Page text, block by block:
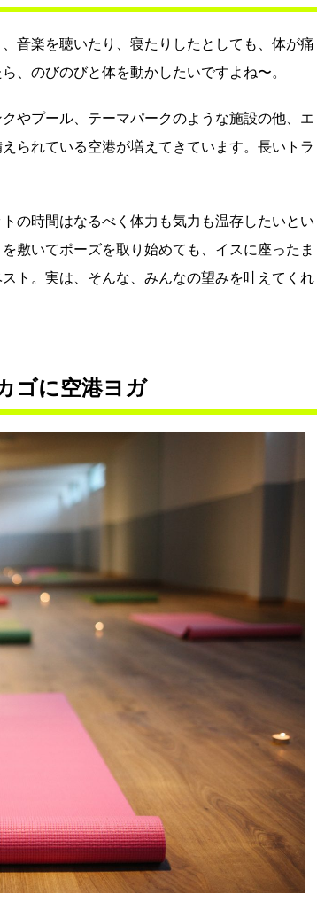
音楽を聴いたり、寝たりしたとしても、体が痛
、のびのびと体を動かしたいですよね〜。
やプール、テーマパークのような施設の他、エ
られている空港が増えてきています。長いトラ
の時間はなるべく体力も気力も温存したいとい
敷いてポーズを取り始めても、イスに座ったま
ト。実は、そんな、みんなの望みを叶えてくれ
ゴに空港ヨガ